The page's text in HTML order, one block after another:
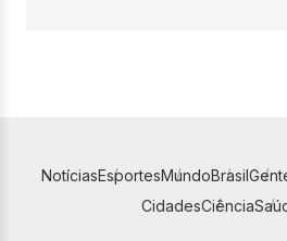
NotíciasEsportesMundoBrasil
CidadesCiência